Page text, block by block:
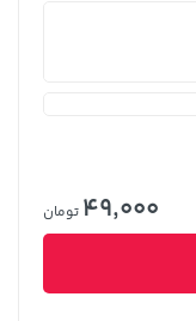
49,000 تومان